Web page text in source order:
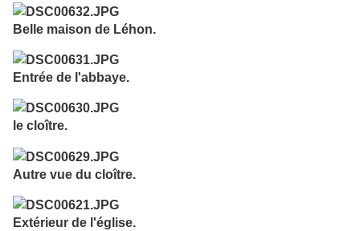
Belle maison de Léhon.
Entrée de l'abbaye.
le cloître.
Autre vue du cloître.
Extérieur de l'église.